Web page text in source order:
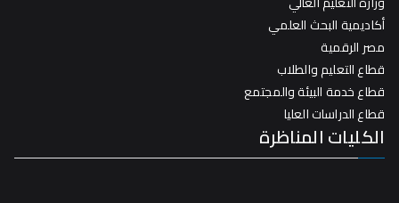
أكاديمية البحث العلمي
مصر الرقمية
قطاع التعليم والطلاب
قطاع خدمة البيئة والمجتمع
قطاع الدراسات العليا
الكليات المناظرة